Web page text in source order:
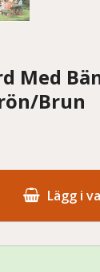
Med
Brun
Lägg i